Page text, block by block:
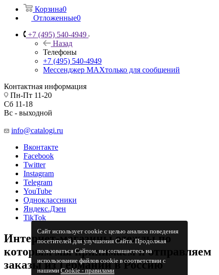
Сайт использует cookie с целью анализа поведения
посетителей для улучшения Сайта. Продолжая
пользоваться Сайтом, вы соглашаетесь на
использование файлов cookie в соответствии с
нашимиCookiе - правилами
Корзина0
Отложенные0
+7 (495) 540-4949
Назад
Телефоны
+7 (495) 540-4949
Мессенджер МАХтолько для сообщений
Контактная информация
Пн-Пт 11-20
Сб 11-18
Вс - выходной
info@catalogi.ru
Вконтакте
Facebook
Twitter
Instagram
Telegram
YouTube
Одноклассники
Яндекс.Дзен
TikTok
Интернет-магазины одежды по
которым мы принимаем и отправляем
заказы из Германии в Россию